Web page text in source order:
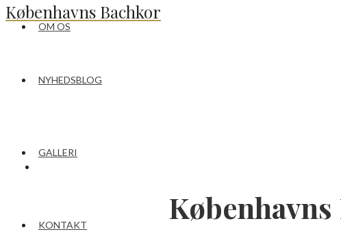
OM OS
Københavns Bachkor
NYHEDSBLOG
GALLERI
KONTAKT